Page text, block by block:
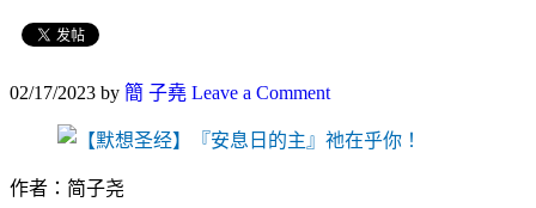
02/17/2023 by 簡 子堯 Leave a Comment
作者：简子尧